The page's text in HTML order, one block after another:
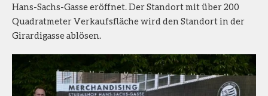
Hans-Sachs-Gasse eröffnet. Der Standort mit über 200
Quadratmeter Verkaufsfläche wird den Standort in der
Girardigasse ablösen.